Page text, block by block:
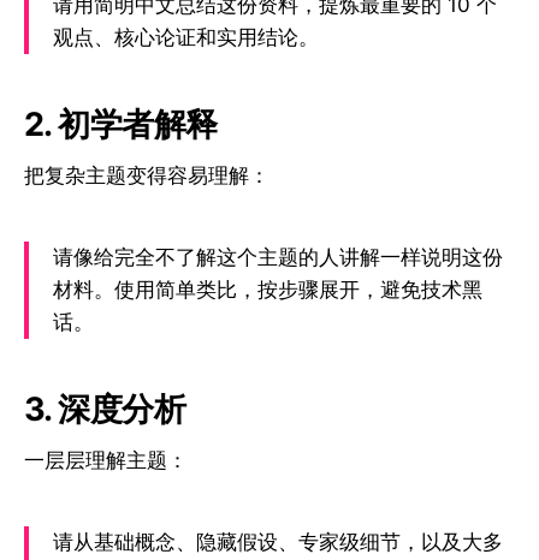
观点、核心论证和实用结论。
2. 初学者解释
把复杂主题变得容易理解：
请像给完全不了解这个主题的人讲解一样说明这份
材料。使用简单类比，按步骤展开，避免技术黑
话。
3. 深度分析
一层层理解主题：
请从基础概念、隐藏假设、专家级细节，以及大多